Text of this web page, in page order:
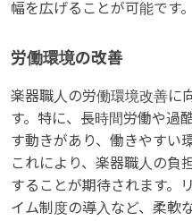
幅を広げることが可能です。
労働環境の改善
楽器職人の労働環境改善に
す。特に、長時間労働や過
す動きがあり、働きやすい
これにより、楽器職人の負
することが期待されます。
イム制度の導入など、柔軟